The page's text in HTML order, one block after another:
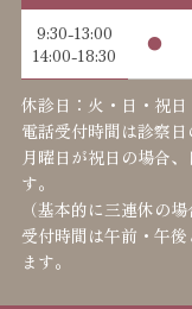
9:30-13:00
14:00-18:30
●
休診日：火・日・祝日
電話受付時間は診察日
月曜日が祝日の場合
す。
（基本的に三連休の
受付時間は午前・午
ます。